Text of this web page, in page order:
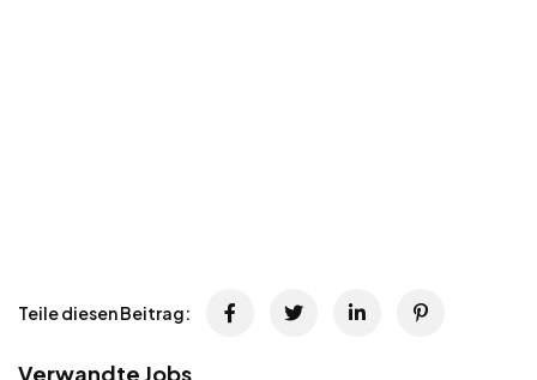
Teile diesen Beitrag:
Verwandte Jobs